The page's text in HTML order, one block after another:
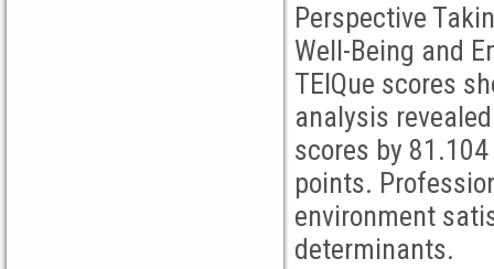
Perspective
Well-Being and
TEIQue scores
analysis
scores by
points.
environment
determinants.